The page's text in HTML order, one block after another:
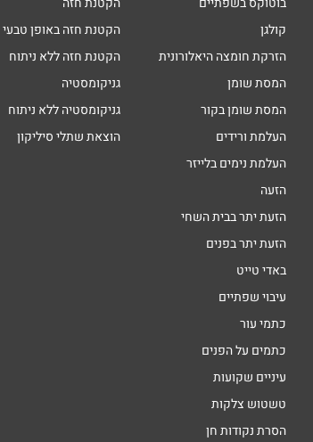
קולגן
הזרקת חומצה היאלורונית
המסת שומן
המסת שומן בקור
העלמת ורידים
העלמת נימים בלייזר
הזעה
הזעת יתר בבית השחי
הזעת יתר בפנים
באדי טייט
עיבוי שפתיים
כתמי עור
כתמים על הפנים
עיניים שקועות
טשטוש צלקות
הסרת נקודות חן
הקטנת חזה באופן טבעי
הקטנת חזה ללא ניתוח
גניקומסטיה
גניקומסטיה ללא ניתוח
הוצאת שתלי סיליקון